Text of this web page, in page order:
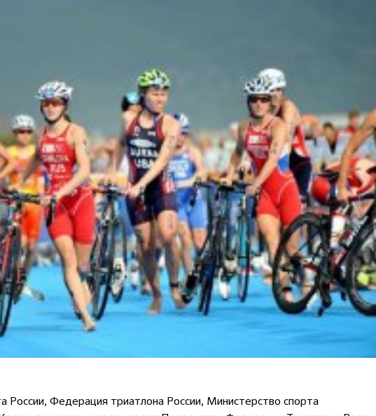
России, Федерация триатлона России, Министерство спорта